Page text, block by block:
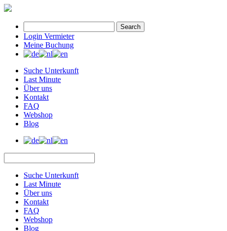
Search
Login Vermieter
Meine Buchung
Suche Unterkunft
Last Minute
Über uns
Kontakt
FAQ
Webshop
Blog
Suche Unterkunft
Last Minute
Über uns
Kontakt
FAQ
Webshop
Blog